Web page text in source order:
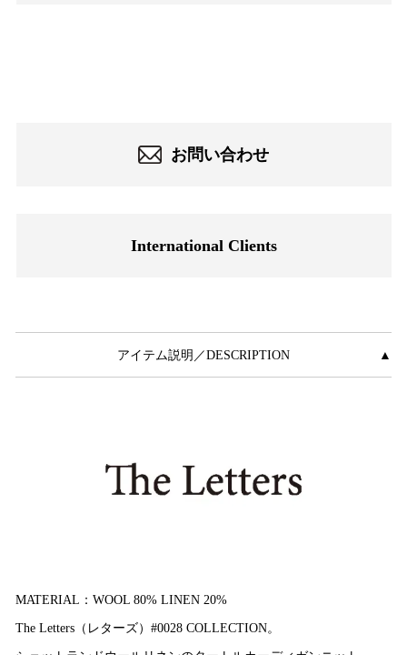
お問い合わせ
International Clients
アイテム説明／DESCRIPTION ▲
MATERIAL：WOOL 80% LINEN 20%
The Letters（レターズ）#0028 COLLECTION。